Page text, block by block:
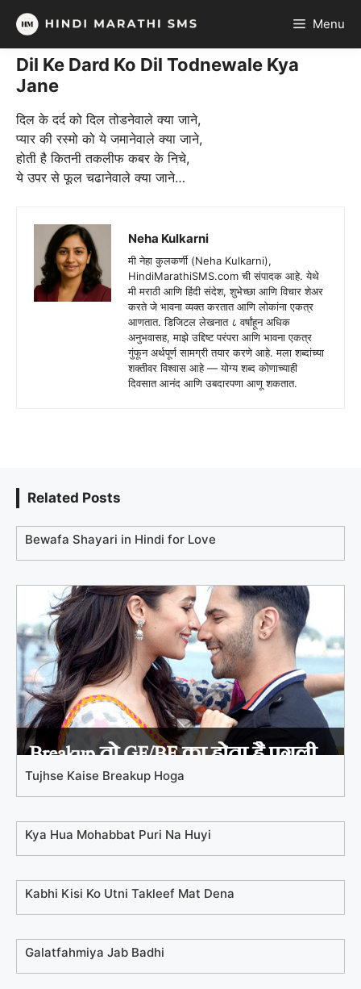
Skip
content
Menu
Dil Ke Dard Ko Dil Todnewale Kya
Jane
दिल के दर्द को दिल तोडनेवाले क्या जाने,
प्यार की रस्मो को ये जमानेवाले क्या जाने,
होती है कितनी तकलीफ कबर के निचे,
ये उपर से फूल चढानेवाले क्या जाने…
Neha Kulkarni
मी नेहा कुलकर्णी (Neha Kulkarni),
HindiMarathiSMS.com ची संपादक आहे. येथे
मी मराठी आणि हिंदी संदेश, शुभेच्छा आणि विचार शेअर
करते जे भावना व्यक्त करतात आणि लोकांना एकत्र
आणतात. डिजिटल लेखनात ८ वर्षांहून अधिक
अनुभवासह, माझे उद्दिष्ट परंपरा आणि भावना एकत्र
गुंफून अर्थपूर्ण सामग्री तयार करणे आहे. मला शब्दांच्या
शक्तीवर विश्वास आहे — योग्य शब्द कोणाच्याही
दिवसात आनंद आणि उबदारपणा आणू शकतात.
Related Posts
Bewafa Shayari in Hindi for Love
Tujhse Kaise Breakup Hoga
Kya Hua Mohabbat Puri Na Huyi
Kabhi Kisi Ko Utni Takleef Mat Dena
Galatfahmiya Jab Badhi